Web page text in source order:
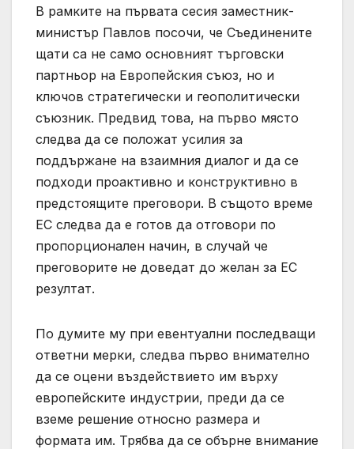
В рамките на първата сесия заместник-
министър Павлов посочи, че Съединените
щати са не само основният търговски
партньор на Европейския съюз, но и
ключов стратегически и геополитически
съюзник. Предвид това, на първо място
следва да се положат усилия за
поддържане на взаимния диалог и да се
подходи проактивно и конструктивно в
предстоящите преговори. В същото време
ЕС следва да е готов да отговори по
пропорционален начин, в случай че
преговорите не доведат до желан за ЕС
резултат.
По думите му при евентуални последващи
ответни мерки, следва първо внимателно
да се оцени въздействието им върху
европейските индустрии, преди да се
вземе решение относно размера и
формата им. Трябва да се обърне внимание